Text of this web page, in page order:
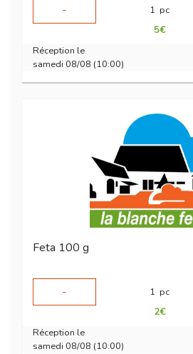
-
1 pc
5€
Réception le
samedi 08/08 (10:00)
Feta 100 g
-
1 pc
2€
Réception le
samedi 08/08 (10:00)